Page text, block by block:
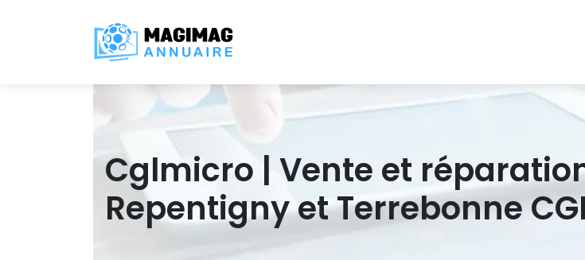
Cglmicro | Vente et
Repentigny et Terrebonne